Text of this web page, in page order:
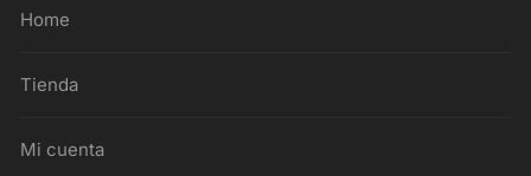
Home
Tienda
Mi cuenta